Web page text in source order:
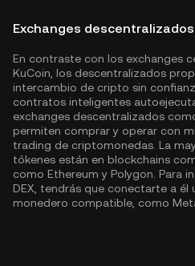
Exchanges descentralizados
En contraste con los exchanges
KuCoin, los descentralizados
intercambio de cripto sin
contratos inteligentes
exchanges descentralizados
permiten comprar y operar con
trading de criptomonedas. La
tókenes están en blockchains
como Ethereum y Polygon . Para
DEX, tendrás que conectarte a él
monedero compatible, como